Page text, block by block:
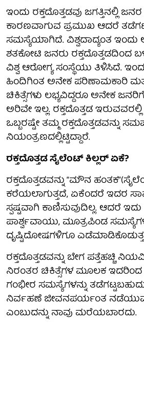
ಇಂದು ರಕ್ತದೊತ್ತಡವು ಜಗತ್ತಿನಲ್ಲಿ
ಕಾರಣವಾಗುವ ಪ್ರಮುಖ ಆದರೆ
ಸಮಸ್ಯೆಯಾಗಿದೆ. ವಿಶ್ವದಾದ್ಯಂತ ಇಂದು
ಶತಕೋಟಿ ಜನರು ರಕ್ತದೊತ್ತಡದಿಂದ
ವಿಶ್ವ ಆರೋಗ್ಯ ಸಂಸ್ಥೆಯು ತಿಳಿಸಿದೆ.
ಹಿಂದಿಗಿಂತ ಅನೇಕ ಪರಿಣಾಮಕಾರಿ
ಚಿಕಿತ್ಸೆಗಳು ಲಭ್ಯವಿದ್ದರೂ ಅನೇಕ
ಅರಿವೇ ಇಲ್ಲ. ರಕ್ತದೊತ್ತಡ
ಒಬ್ಬರಷ್ಟೇ ತಮ್ಮ ರಕ್ತದೊತ್ತಡವನ್ನು
ನಿಯಂತ್ರಣದಲ್ಲಿಟ್ಟಿದ್ದಾರೆ.
ರಕ್ತದೊತ್ತಡ ಸೈಲೆಂಟ್ ಕಿಲ್ಲರ್ ಏಕೆ?
ರಕ್ತದೊತ್ತಡವನ್ನು “ಮೌನ
ಕರೆಯಲಾಗುತ್ತದೆ, ಏಕೆಂದರೆ ಇದರ
ಸ್ಪಷ್ಟವಾಗಿ ಕಾಣಿಸುವುದಿಲ್ಲ. ಆದರೆ
ಪಾರ್ಶ್ವವಾಯು, ಮೂತ್ರಪಿಂಡ
ದೃಷ್ಟಿದೋಷಗಳಿಗೂ
ರಕ್ತದೊತ್ತಡವನ್ನು ಬೇಗ ಪತ್ತೆಹಚ್ಚಿ
ನಿರಂತರ ಚಿಕಿತ್ಸೆಗಳ ಮೂಲಕ
ಗಂಭೀರ ಸಮಸ್ಯೆಗಳನ್ನು
ನಿರ್ವಹಣೆ ಜೀವನಪರ್ಯಂತ
ಎಂಬುದನ್ನು ನಾವು ಮರೆಯಬಾರದು.